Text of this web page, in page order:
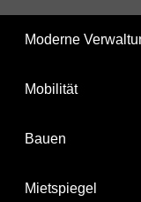
Moderne
Mobilität
Bauen
Mietspiegel